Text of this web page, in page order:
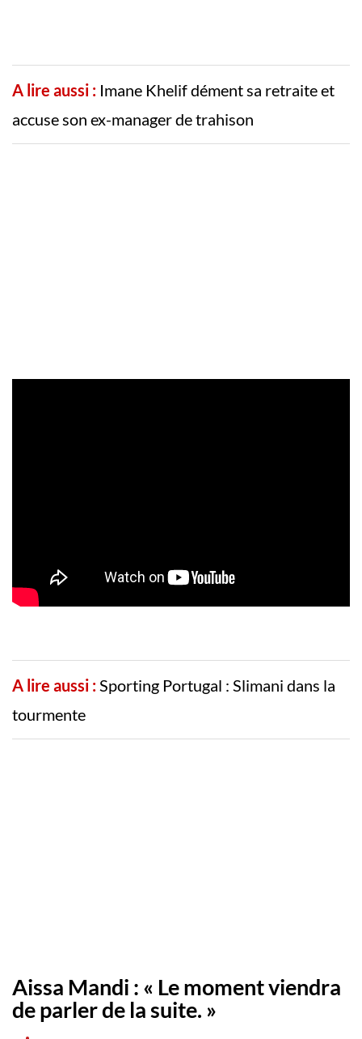
A lire aussi : Imane Khelif dément sa retraite et
accuse son ex-manager de trahison
A lire aussi : Sporting Portugal : Slimani dans la
tourmente
Aissa Mandi : « Le moment viendra
de parler de la suite. »